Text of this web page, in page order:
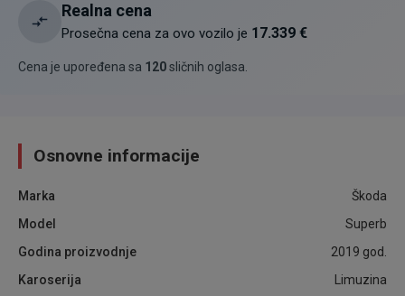
Realna cena
Prosečna cena za ovo vozilo je 17.339 €
Cena je upoređena sa 120sličnih oglasa
Osnovne informacije
Marka
Škoda
Model
Superb
Godina proizvodnje
2019 god.
Karoserija
Limuzina